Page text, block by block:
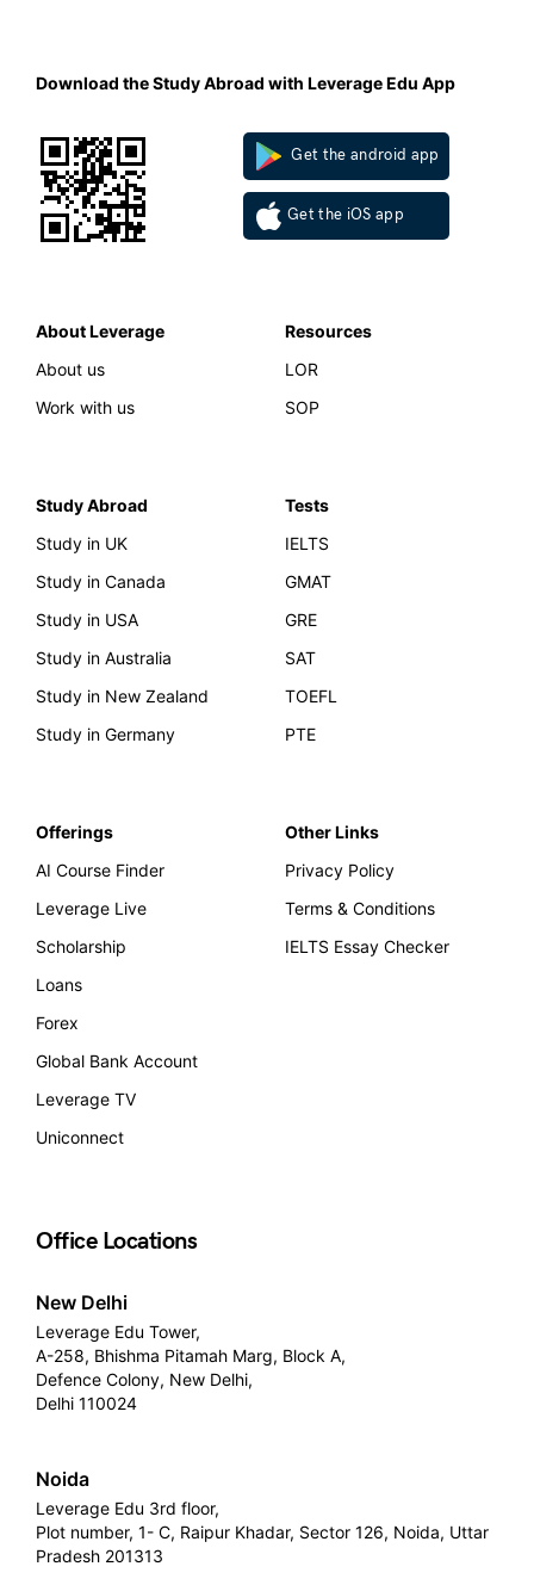
Download the Study Abroad with Leverage Edu App
Get the android app
Get the iOS app
About Leverage
About us
Work with us
Resources
LOR
SOP
Study Abroad
Study in UK
Study in Canada
Study in USA
Study in Australia
Study in New Zealand
Study in Germany
Tests
IELTS
GMAT
GRE
SAT
TOEFL
PTE
Offerings
AI Course Finder
Leverage Live
Scholarship
Loans
Forex
Global Bank Account
Leverage TV
Uniconnect
Other Links
Privacy Policy
Terms & Conditions
IELTS Essay Checker
Office Locations
New Delhi
Leverage Edu Tower,
A-258, Bhishma Pitamah Marg, Block A,
Defence Colony, New Delhi,
Delhi 110024
Noida
Leverage Edu 3rd floor,
Plot number, 1- C, Raipur Khadar, Sector 126, Noida, Uttar
Pradesh 201313